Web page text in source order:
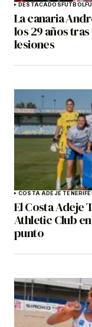
DESTACADOSFÚTBOL
La canaria
los 29 años
lesiones
COSTA ADEJE TENERIFE
El Costa Adeje
Athletic Club
punto